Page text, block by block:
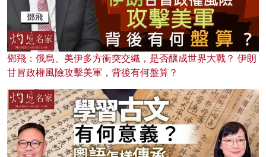
鄧飛：俄烏、美伊多方衝突交織，是否釀成世界大戰？ 伊朗
甘冒政權風險攻擊美軍，背後有何盤算？